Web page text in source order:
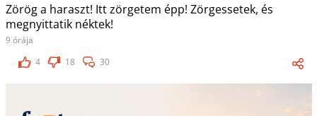
Zörög a haraszt! Itt zörgetem épp! Zörgessetek, és
megnyittatik néktek!
9 órája
4
18 30